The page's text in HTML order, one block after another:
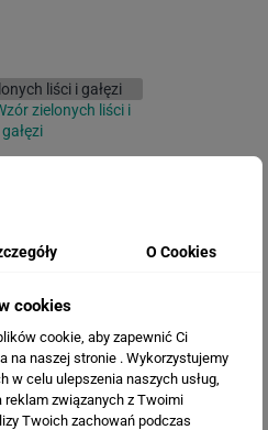
zielonych liści i
gałęzi
bananowca
O Cookies
cookies
cookie, aby zapewnić Ci
na naszej stronie . Wykorzystujemy
w celu ulepszenia naszych usług,
związanych z Twoimi
Twoich zachowań podczas